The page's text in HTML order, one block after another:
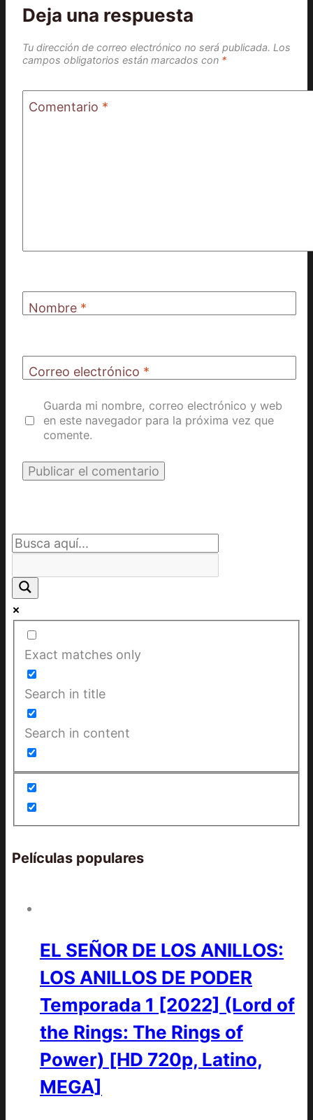
Deja una respuesta
Tu dirección de correo electrónico no será publicada. Los
campos obligatorios están marcados con *
Comentario *
Nombre *
Correo electrónico *
Guarda mi nombre, correo electrónico y web
en este navegador para la próxima vez que
comente.
Exact matches only
Search in title
Search in content
Películas populares
EL SEÑOR DE LOS ANILLOS:
LOS ANILLOS DE PODER
Temporada 1 [2022] (Lord of
the Rings: The Rings of
Power) [HD 720p, Latino,
MEGA]